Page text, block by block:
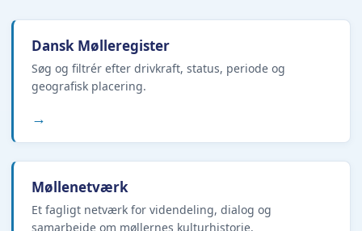
Dansk Mølleregister
Søg og filtrér efter drivkraft, status, periode og
geografisk placering.
→
Møllenetværk
Et fagligt netværk for videndeling, dialog og
samarbejde om møllernes kulturhistorie.